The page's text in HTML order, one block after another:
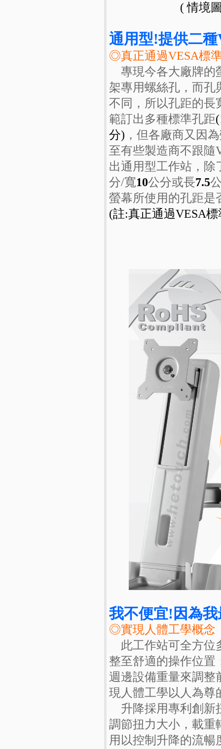
( 情境
通用型!提供二種
◎真正通過VESA標
專現今各大廠牌的
架專用螺絲孔，而孔
不同，所以孔距的長
範訂出多種標準孔距
分) ，但各廠商又因
至有些製造商不跟隨
出通用型工作站，除
分/寬10公分或長7.5
螢幕所使用的孔距是
(註:真正通過VESA
我不便宜!因為
◎實現人體工學概念
此工作站可全方位
整至舒適的操作位置
週邊設備重量來調整
現人體工學以人為尊
升降採用專利創新
調節扭力大小，載重
用以控制升降的流